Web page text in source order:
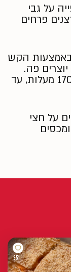
על גבי
פרחים
באמצעות הקש
פה.
אופים בתנור שחומם מראש ל-170 מעלות, עד
על חצי
951